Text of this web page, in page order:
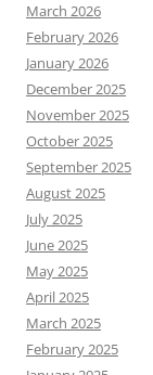
March 2026
February 2026
January 2026
December 2025
November 2025
October 2025
September 2025
August 2025
July 2025
June 2025
May 2025
April 2025
March 2025
February 2025